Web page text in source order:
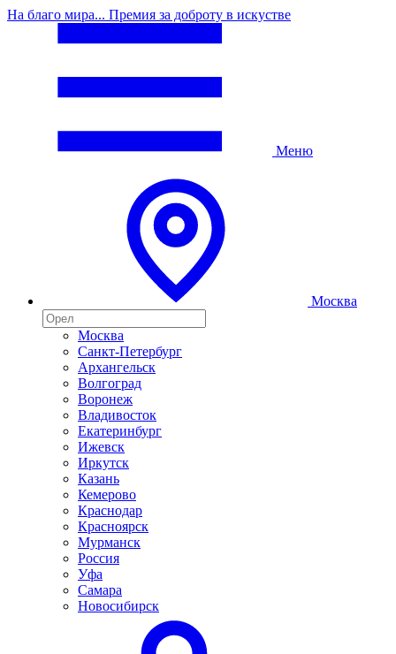
На благо мира... Премия за доброту в искустве
Меню
Москва
Москва
Санкт-Петербург
Архангельск
Волгоград
Воронеж
Владивосток
Екатеринбург
Ижевск
Иркутск
Казань
Кемерово
Краснодар
Красноярск
Мурманск
Россия
Уфа
Самара
Новосибирск